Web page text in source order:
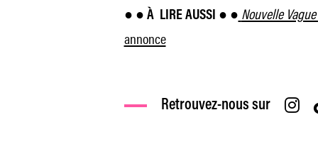
● ● À LIRE AUSSI ● ● Nouvelle Vague
annonce
Retrouvez-nous sur